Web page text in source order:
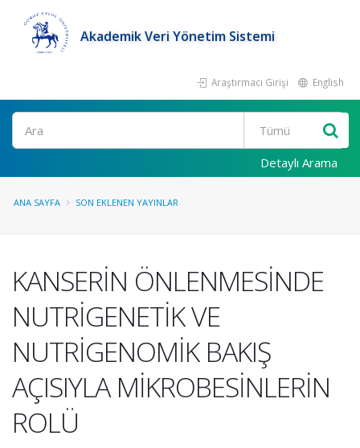
Akademik Veri Yönetim Sistemi
Araştırmacı Girişi English
Ara
Detaylı Arama
ANA SAYFA SON EKLENEN YAYINLAR
KANSERİN ÖNLENMESİNDE
NUTRİGENETİK VE
NUTRİGENOMİK BAKIŞ
AÇISIYLA MİKROBESİNLERİN
ROLÜ